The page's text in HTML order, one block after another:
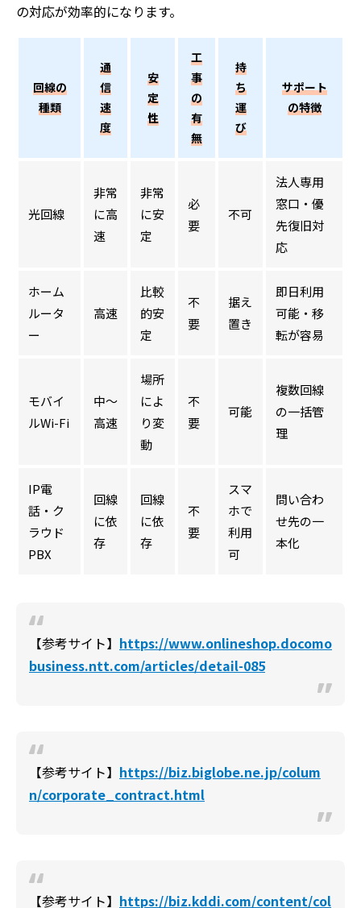
の対応が効率的になります。
回線の
種類
通
信
速
度
安
定
性
工
事
の
有
無
持
ち
運
び
サポート
の特徴
光回線
非常
に高
速
非常
に安
定
必
要
不可
法人専用
窓口・優
先復旧対
応
ホーム
ルータ
ー
高速
比較
的安
定
不
要
据え
置き
即日利用
可能・移
転が容易
モバイ
ルWi-Fi
中〜
高速
場所
によ
り変
動
不
要
可能
複数回線
の一括管
理
IP電
話・ク
ラウド
PBX
回線
に依
存
回線
に依
存
不
要
スマ
ホで
利用
可
問い合わ
せ先の一
本化
【参考サイト】 https://www.onlineshop.docomo
business.ntt.com/articles/detail-085
【参考サイト】 https://biz.biglobe.ne.jp/colum
n/corporate_contract.html
【参考サイト】 https://biz.kddi.com/content/col